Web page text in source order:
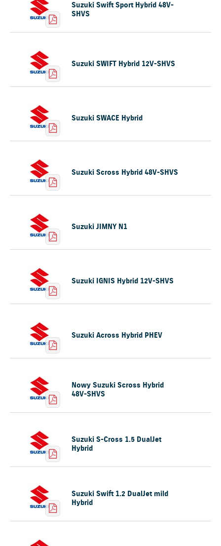
Suzuki Swift Sport Hybrid 48V-
SHVS
Suzuki SWIFT Hybrid 12V-SHVS
Suzuki SWACE Hybrid
Suzuki Scross Hybrid 48V-SHVS
Suzuki JIMNY N1
Suzuki IGNIS Hybrid 12V-SHVS
Suzuki Across Hybrid PHEV
Nowy Suzuki Scross Hybrid
48V-SHVS
Suzuki S-Cross 1.5 DualJet
Hybrid
Suzuki Swift 1.2 DualJet mild
Hybrid